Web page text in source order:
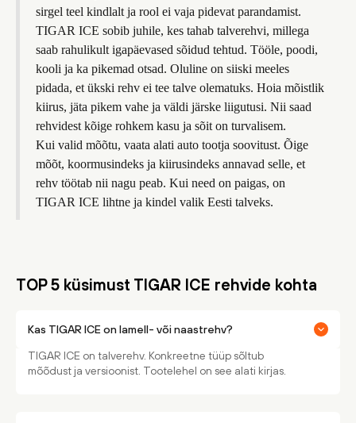
sirgel teel kindlalt ja rool ei vaja pidevat parandamist.
TIGAR ICE sobib juhile, kes tahab talverehvi, millega
saab rahulikult igapäevased sõidud tehtud. Tööle, poodi,
kooli ja ka pikemad otsad. Oluline on siiski meeles
pidada, et ükski rehv ei tee talve olematuks. Hoia mõistlik
kiirus, jäta pikem vahe ja väldi järske liigutusi. Nii saad
rehvidest kõige rohkem kasu ja sõit on turvalisem.
Kui valid mõõtu, vaata alati auto tootja soovitust. Õige
mõõt, koormusindeks ja kiirusindeks annavad selle, et
rehv töötab nii nagu peab. Kui need on paigas, on
TIGAR ICE lihtne ja kindel valik Eesti talveks.
TOP 5 küsimust TIGAR ICE rehvide kohta
Kas TIGAR ICE on lamell- või naastrehv?
TIGAR ICE on talverehv. Konkreetne tüüp sõltub
mõõdust ja versioonist. Tootelehel on see alati kirjas.